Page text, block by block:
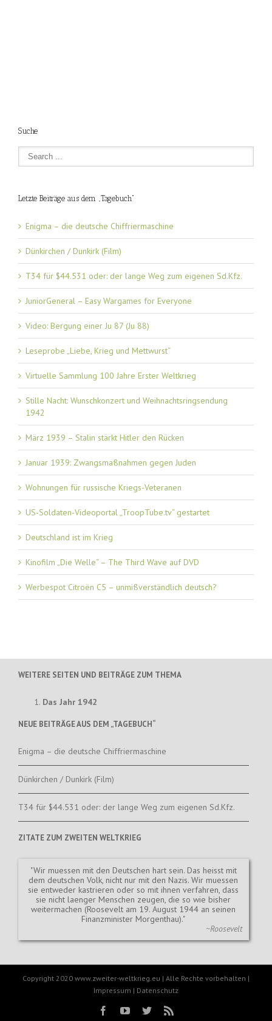
Suche
Letzte Beiträge aus dem „Tagebuch“
Enigma – die deutsche Chiffriermaschine
Dünkirchen / Dunkirk (Film)
T34 für $44.531 oder: der lange Weg zum eigenen Sd.Kfz.
JuniorGeneral – Easy Wargames for Everyone
Video: Bergung einer Ju 87 (Ju 88)
Leseprobe „Liebe, Krieg und Mettwurst“
Virtuelle Sammlung 100 Jahre Erster Weltkrieg
Stille Nacht: Wunschkonzert und Weihnachtsringsendung
1942
März 1939 – Stalin stärkt Hitler den Rücken
Januar 1939: Zwangsmaßnahmen gegen Juden
Wohnungen für russische Kriegs-Veteranen
US-Soldaten-Videoportal „TroopTube.tv“ gestartet
Deutschland ist im Krieg
Kinofilm „Die Welle“ – The Third Wave auf DVD
Werbespot Citroën C5 – unmißverständlich deutsch?
WEITERE SEITEN UND BEITRÄGE ZUM THEMA
Das Jahr 1942
NEUE BEITRÄGE AUS DEM „TAGEBUCH“
Enigma – die deutsche Chiffriermaschine
Dünkirchen / Dunkirk (Film)
T34 für $44.531 oder: der lange Weg zum eigenen Sd.Kfz.
ZITATE ZUM ZWEITEN WELTKRIEG
Wir muessen mit den Deutschen hart sein. Das heisst mit
dem deutschen Volk, nicht nur mit den Nazis. Wir muessen
sie entweder kastrieren oder so mit ihnen verfahren, dass
sie nicht laenger Menschen zeugen, die so wie bisher
weitermachen (Roosevelt am 19. August 1944 an seinen
Finanzminister Morgenthau).
~Roosevelt
Copyright 2020 www.zweiter-weltkrieg.eu | Alle Rechte vorbehalten |
Impressum | Datenschutz